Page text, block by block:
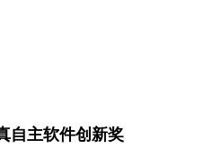
自主软件创新奖